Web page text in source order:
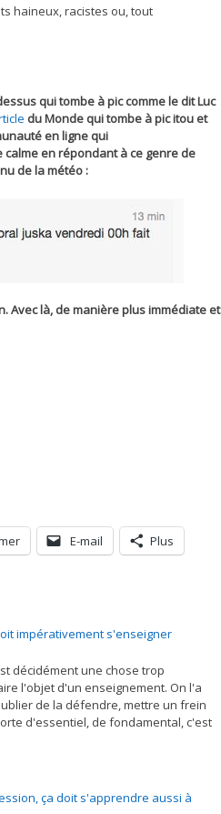
haineux, racistes ou, tout
qui tombe à pic comme le dit Luc
du Monde qui tombe à pic itou et
en ligne qui
calme en répondant à ce genre de
de la météo :
Avec là, de manière plus immédiate et
E-mail Plus
impérativement s'enseigner
décidément une chose trop
l'objet d'un enseignement. On l'a
de la défendre, mettre un frein
d'essentiel, de fondamental, c'est
ça doit s'apprendre aussi à